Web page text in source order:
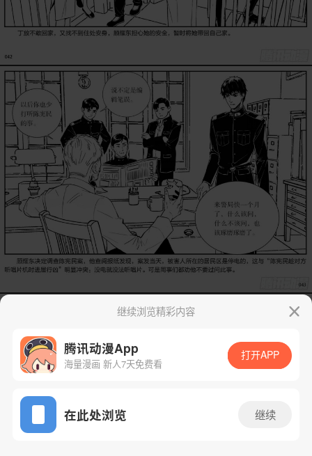
App免费看
继续浏览精彩内容
腾讯动漫App
海量漫画 新人7天免费看
打开APP
在此处浏览 继续